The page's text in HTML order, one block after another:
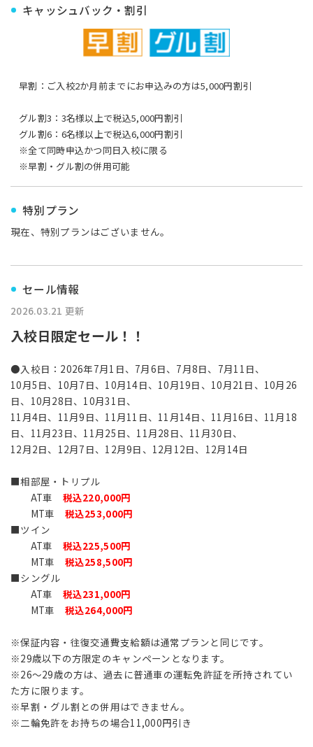
キャッシュバック・割引
早割：ご入校2か月前までにお申込みの方は5,000円割引
グル割3：3名様以上で税込5,000円割引
グル割6：6名様以上で税込6,000円割引
※全て同時申込かつ同日入校に限る
※早割・グル割の併用可能
特別プラン
現在、特別プランはございません。
セール情報
2026.03.21 更新
入校日限定セール！！
●入校日：2026年7月1日、7月6日、7月8日、7月11日、
10月5日、10月7日、10月14日、10月19日、10月21日、10月26
日、10月28日、10月31日、
11月4日、11月9日、11月11日、11月14日、11月16日、11月18
日、11月23日、11月25日、11月28日、11月30日、
12月2日、12月7日、12月9日、12月12日、12月14日
■相部屋・トリプル
AT車 税込220,000円
MT車 税込253,000円
■ツイン
AT車 税込225,500円
MT車 税込258,500円
■シングル
AT車 税込231,000円
MT車 税込264,000円
※保証内容・往復交通費支給額は通常プランと同じです。
※29歳以下の方限定のキャンペーンとなります。
※26～29歳の方は、過去に普通車の運転免許証を所持されてい
た方に限ります。
※早割・グル割との併用はできません。
※二輪免許をお持ちの場合11,000円引き